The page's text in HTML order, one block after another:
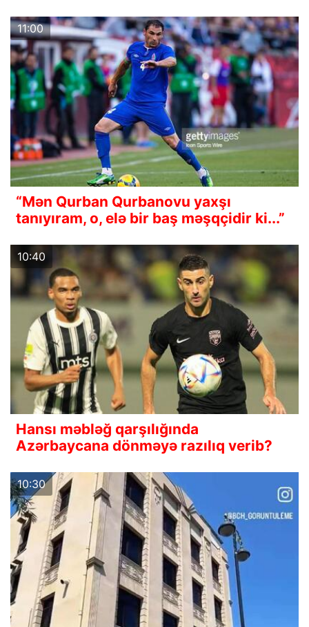
11:00
“Mən Qurban Qurbanovu yaxşı
tanıyıram, o, elə bir baş məşqçidir ki...”
10:40
Hansı məbləğ qarşılığında
Azərbaycana dönməyə razılıq verib?
10:30